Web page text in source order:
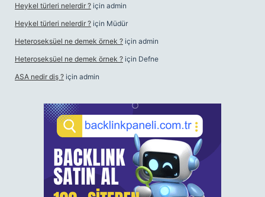
Heykel türleri nelerdir ? için admin
Heykel türleri nelerdir ? için Müdür
Heteroseksüel ne demek örnek ? için admin
Heteroseksüel ne demek örnek ? için Defne
ASA nedir diş ? için admin